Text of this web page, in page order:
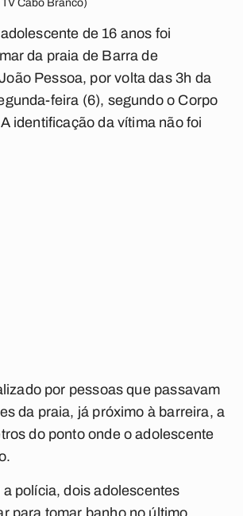
Cabo Branco)
de 16 anos foi
da praia de Barra de
Pessoa, por volta das 3h da
feira (6), segundo o Corpo
identificação da vítima não foi
por pessoas que passavam
da praia, já próximo à barreira, a
do ponto onde o adolescente
polícia, dois adolescentes
para tomar banho no último